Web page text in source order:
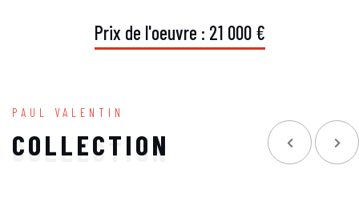
Prix de l'oeuvre : 21 000 €
PAUL VALENTIN
COLLECTION